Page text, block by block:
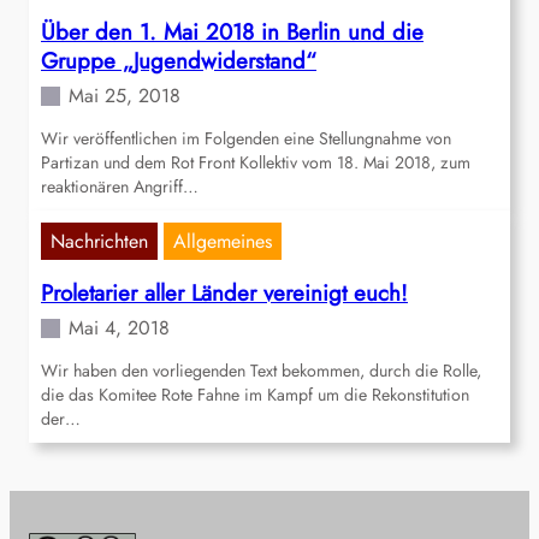
Über den 1. Mai 2018 in Berlin und die
Gruppe „Jugendwiderstand“
Mai 25, 2018
Wir veröffentlichen im Folgenden eine Stellungnahme von
Partizan und dem Rot Front Kollektiv vom 18. Mai 2018, zum
reaktionären Angriff…
Nachrichten Allgemeines
Proletarier aller Länder vereinigt euch!
Mai 4, 2018
Wir haben den vorliegenden Text bekommen, durch die Rolle,
die das Komitee Rote Fahne im Kampf um die Rekonstitution
der…